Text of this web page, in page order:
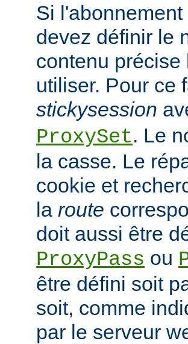
Si
devez définir le
contenu
utiliser. Pour ce
stickysession
ProxySet. Le
la casse. Le
cookie et
la route
doit aussi être
ProxyPass ou
être défini soit
soit, comme
par le serveur